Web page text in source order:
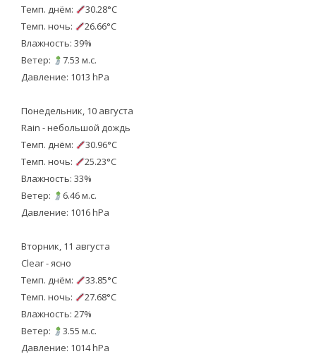
Темп. днём:
30.28°C
Темп. ночь:
26.66°C
Влажность: 39%
Ветер:
7.53 м.с.
Давление: 1013 hPa
Понедельник, 10 августа
Rain - небольшой дождь
Темп. днём:
30.96°C
Темп. ночь:
25.23°C
Влажность: 33%
Ветер:
6.46 м.с.
Давление: 1016 hPa
Вторник, 11 августа
Clear - ясно
Темп. днём:
33.85°C
Темп. ночь:
27.68°C
Влажность: 27%
Ветер:
3.55 м.с.
Давление: 1014 hPa